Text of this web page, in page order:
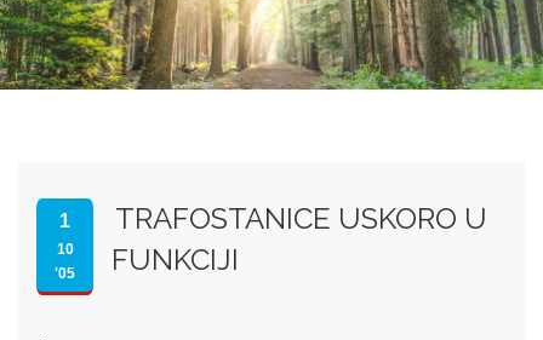
1
10
'05
TRAFOSTANICE USKORO U
FUNKCIJI